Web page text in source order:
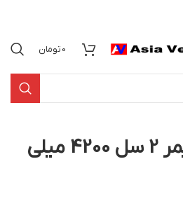
0تومان
باتری لیتیوم پلیمر 2 سل 4200 میلی